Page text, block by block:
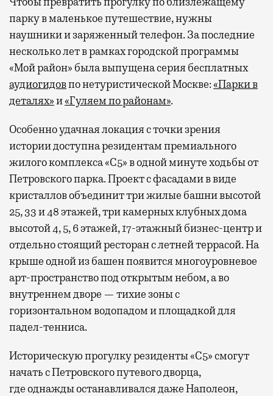
парку в маленькое путешествие, нужны
наушники и заряженный телефон. За последние
несколько лет в рамках городской программы
«Мой район» была выпущена серия бесплатных
аудиогидовпо нетуристической Москве:«Парки в
деталях»и«Гуляем по районам».
Особенно удачная локация с точки зрения
истории доступна резидентам премиального
жилого комплекса «С5»в одной минуте ходьбы от
Петровского парка. Проект с фасадами в виде
кристаллов объединит три жилые башни высотой
25, 33 и 48 этажей, три камерных клубных дома
высотой 4, 5, 6 этажей, 17-этажный бизнес-центр и
отдельно стоящий ресторан с летней террасой. На
крыше одной из башен появится многоуровневое
арт-пространство под открытым небом, а во
внутреннем дворе — тихие зоны с
горизонтальном водопадом и площадкой для
падел-тенниса.
Историческую прогулку резиденты «С5» смогут
начать с Петровского путевого дворца,
гдеоднажды останавливался даже Наполеон,